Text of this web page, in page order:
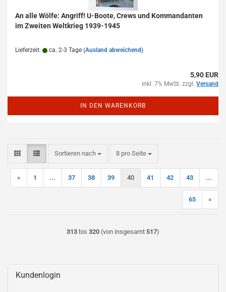
An alle Wölfe: Angriff! U-Boote, Crews und Kommandanten
im Zweiten Weltkrieg 1939-1945
Lieferzeit: ca. 2-3 Tage (Ausland abweichend)
5,90 EUR
inkl. 7% MwSt. zzgl. Versand
IN DEN WARENKORB
Sortieren nach
Sortieren nach 8 pro Seite
pro Seite
« 1 ... 37 38 39 40 41 42 43 ...
65 »
313 bis 320 (von insgesamt 517)
Kundenlogin